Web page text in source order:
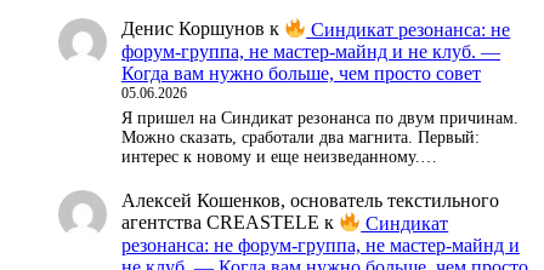
Денис Коршунов к
Синдикат резонанса: не
форум-группа, не мастер-майнд и не клуб. —
Когда вам нужно больше, чем просто совет
05.06.2026
Я пришел на Синдикат резонанса по двум причинам.
Можно сказать, сработали два магнита. Первый:
интерес к новому и еще неизведанному.…
Алексей Кошенков, основатель текстильного
агентства CREASTELE к
Синдикат
резонанса: не форум-группа, не мастер-майнд и